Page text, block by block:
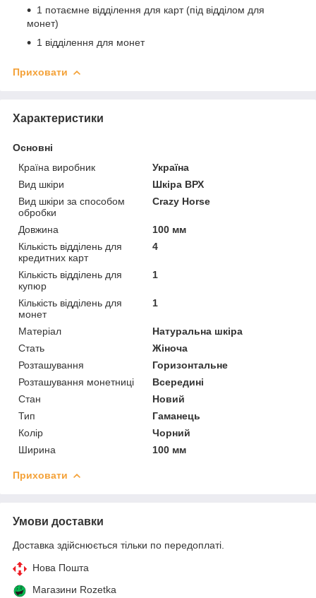
1 потаємне відділення для карт (під відділом для
монет)
1 відділення для монет
Приховати
Характеристики
Основні
Країна виробник
Україна
Вид шкіри
Шкіра ВРХ
Вид шкіри за способом
обробки
Crazy Horse
Довжина
100 мм
Кількість відділень для
кредитних карт
4
Кількість відділень для
купюр
1
Кількість відділень для
монет
1
Матеріал
Натуральна шкіра
Стать
Жіноча
Розташування
Горизонтальне
Розташування монетниці
Всередині
Стан
Новий
Тип
Гаманець
Колір
Чорний
Ширина
100 мм
Приховати
Умови доставки
Доставка здійснюється тільки по передоплаті.
Нова Пошта
Магазини Rozetka